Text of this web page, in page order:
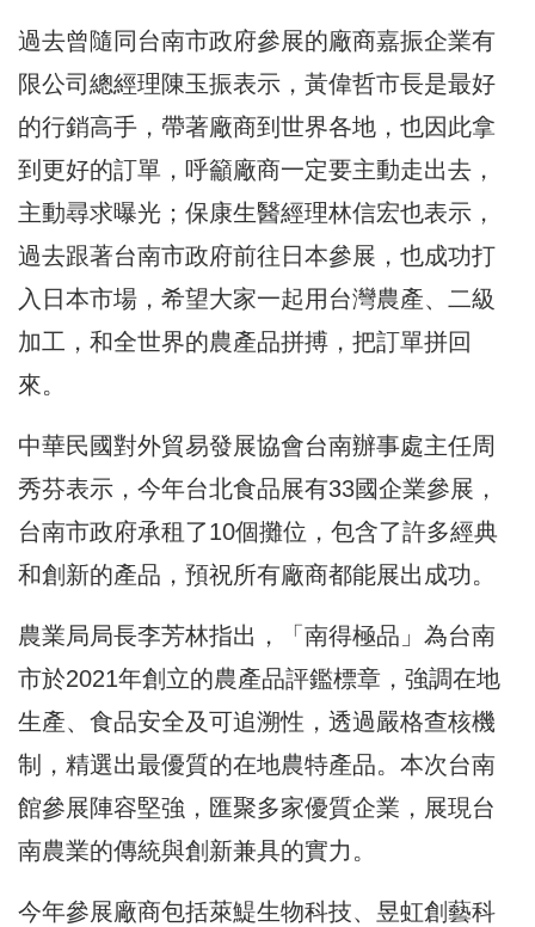
過去曾隨同台南市政府參展的廠商嘉振企業有
限公司總經理陳玉振表示，黃偉哲市長是最好
的行銷高手，帶著廠商到世界各地，也因此拿
到更好的訂單，呼籲廠商一定要主動走出去，
主動尋求曝光；保康生醫經理林信宏也表示，
過去跟著台南市政府前往日本參展，也成功打
入日本市場，希望大家一起用台灣農產、二級
加工，和全世界的農產品拼搏，把訂單拼回
來。
中華民國對外貿易發展協會台南辦事處主任周
秀芬表示，今年台北食品展有33國企業參展，
台南市政府承租了10個攤位，包含了許多經典
和創新的產品，預祝所有廠商都能展出成功。
農業局局長李芳林指出，「南得極品」為台南
市於2021年創立的農產品評鑑標章，強調在地
生產、食品安全及可追溯性，透過嚴格查核機
制，精選出最優質的在地農特產品。本次台南
館參展陣容堅強，匯聚多家優質企業，展現台
南農業的傳統與創新兼具的實力。
今年參展廠商包括萊鯷生物科技、昱虹創藝科